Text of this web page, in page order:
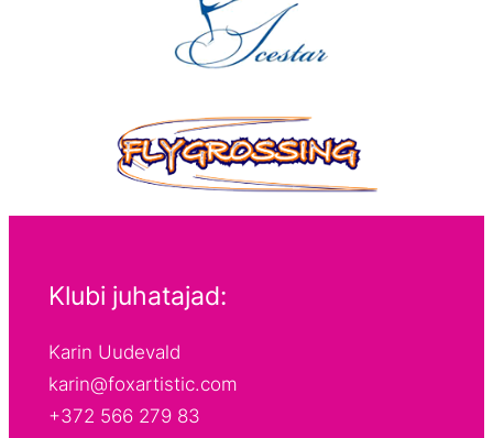
Klubi juhatajad:
Karin Uudevald
karin@foxartistic.com
+372 566 279 83